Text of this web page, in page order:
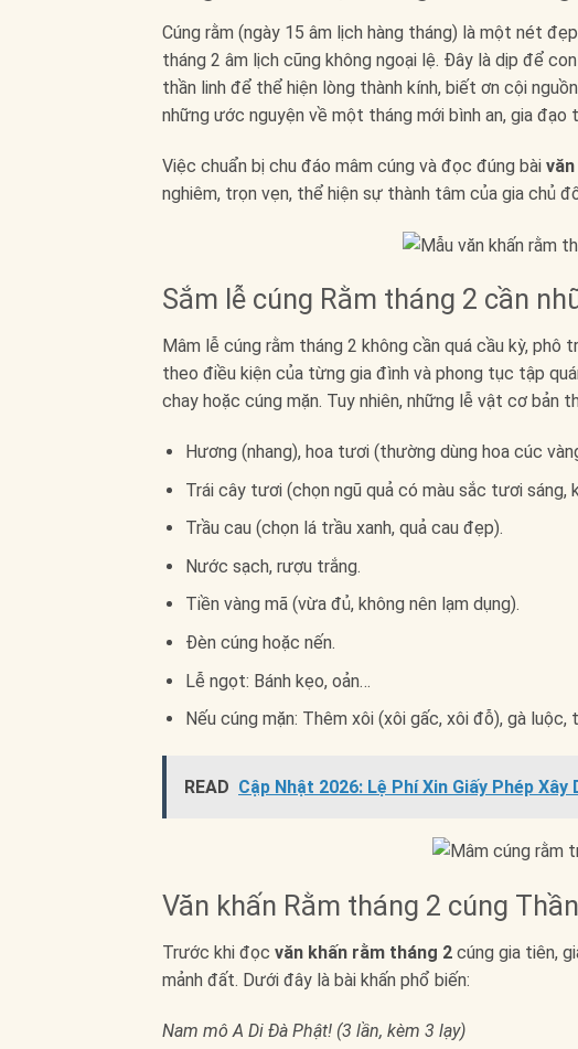
Cúng rằm (ngày 15 âm lịch hàng tháng) là một nét
tháng 2 âm lịch cũng không ngoại lệ. Đây là dịp để
thần linh để thể hiện lòng thành kính, biết ơn cội
những ước nguyện về một tháng mới bình an, gia đạo
Việc chuẩn bị chu đáo mâm cúng và đọc đúng bài
nghiêm, trọn vẹn, thể hiện sự thành tâm của gia chủ
Sắm lễ cúng Rằm tháng 2 cần
Mâm lễ cúng rằm tháng 2 không cần quá cầu kỳ,
theo điều kiện của từng gia đình và phong tục tập
chay hoặc cúng mặn. Tuy nhiên, những lễ vật cơ bản
Hương (nhang), hoa tươi (thường dùng hoa cúc
Trái cây tươi (chọn ngũ quả có màu sắc tươi sáng,
Trầu cau (chọn lá trầu xanh, quả cau đẹp).
Nước sạch, rượu trắng.
Tiền vàng mã (vừa đủ, không nên lạm dụng).
Đèn cúng hoặc nến.
Lễ ngọt: Bánh kẹo, oản…
Nếu cúng mặn: Thêm xôi (xôi gấc, xôi đỗ), gà
READ Cập Nhật 2026: Lệ Phí Xin Giấy Phép
Văn khấn Rằm tháng 2 cúng
Trước khi đọc văn khấn rằm tháng 2 cúng gia tiên,
mảnh đất. Dưới đây là bài khấn phổ biến:
Nam mô A Di Đà Phật! (3 lần, kèm 3 lạy)